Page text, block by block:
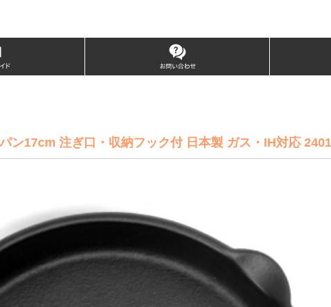
ン17cm 注ぎ口・収納フック付 日本製 ガス・IH対応